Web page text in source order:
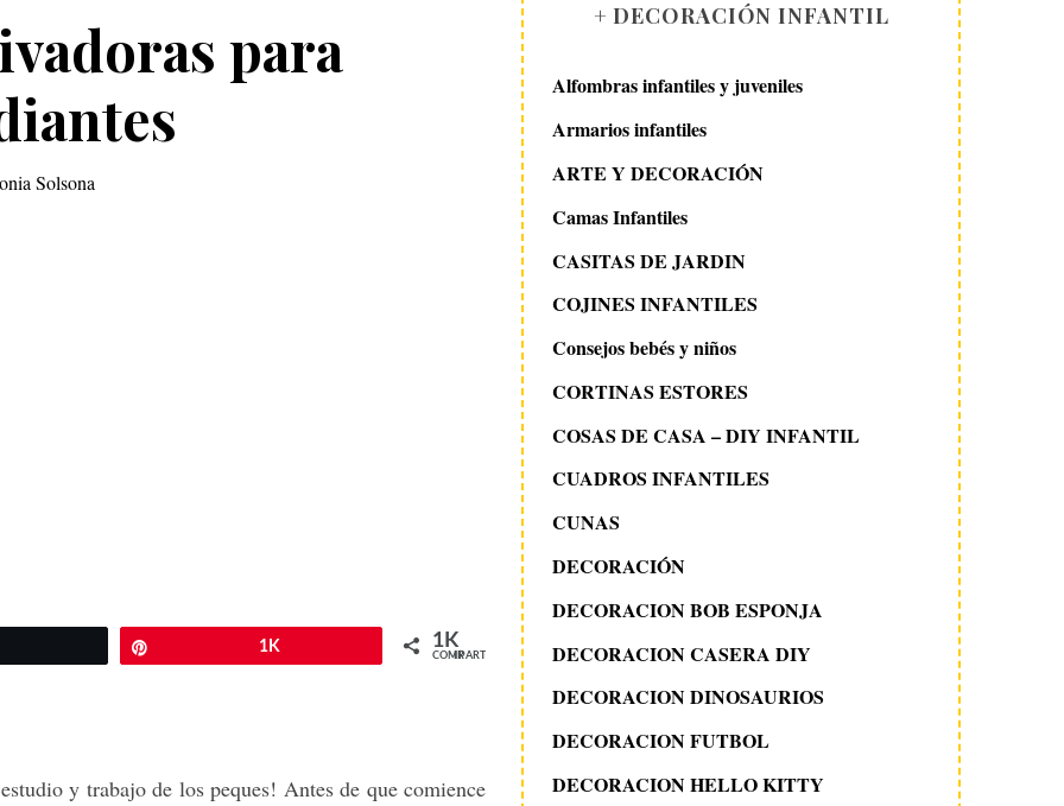
para
Solsona
1K 1K
COMPARTIR
y trabajo de los peques! Antes de que comience
+ DECORACIÓN INFANTIL
Alfombras infantiles y juveniles
Armarios infantiles
ARTE Y DECORACIÓN
Camas Infantiles
CASITAS DE JARDIN
COJINES INFANTILES
Consejos bebés y niños
CORTINAS ESTORES
COSAS DE CASA – DIY INFANTIL
CUADROS INFANTILES
CUNAS
DECORACIÓN
DECORACION BOB ESPONJA
DECORACION CASERA DIY
DECORACION DINOSAURIOS
DECORACION FUTBOL
DECORACION HELLO KITTY